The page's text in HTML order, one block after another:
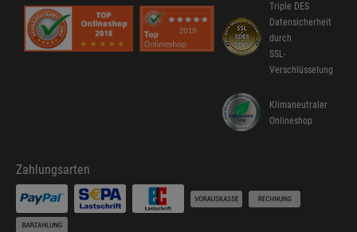
Triple DES
Datensicherheit
durch
SSL-
Verschlüsselung
Klimaneutraler
Onlineshop
Zahlungsarten